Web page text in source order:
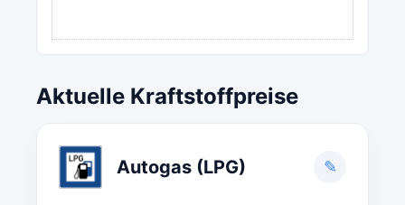
Aktuelle Kraftstoffpreise
Autogas (LPG) ✎